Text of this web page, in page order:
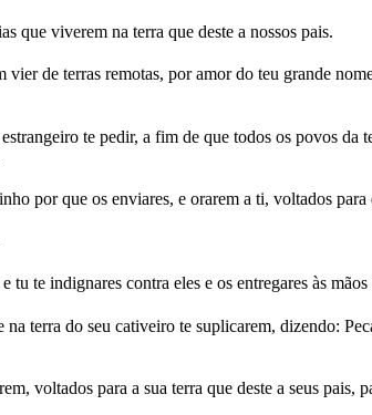
que viverem na terra que deste a nossos pais.
de terras remotas, por amor do teu grande
te pedir, a fim de que todos os povos
por que os enviares, e orarem a ti, voltados
te indignares contra eles e os entregares às
terra do seu cativeiro te suplicarem, dizendo:
voltados para a sua terra que deste a seus pais,